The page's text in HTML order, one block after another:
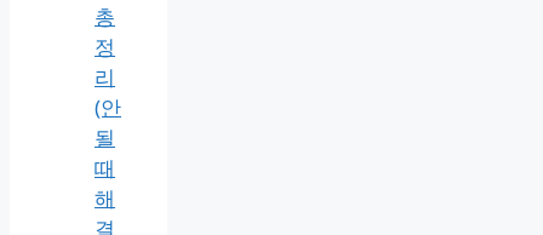
총
정
리
(안
될
때
해
결